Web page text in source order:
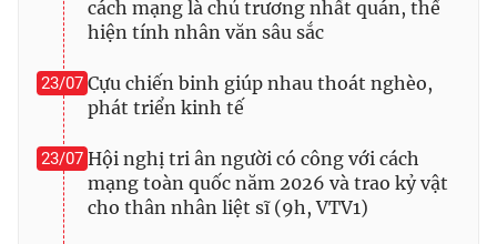
® Cấm sao chép dưới mọi hình thức nếu không có sự chấp
thuận bằng văn bản. Ghi rõ nguồn VTV.vn khi phát hành lại
thông tin từ website này.
cách mạng là chủ trương nhất quán, thể
hiện tính nhân văn sâu sắc
23/07 Cựu chiến binh giúp nhau thoát nghèo,
phát triển kinh tế
23/07 Hội nghị tri ân người có công với cách
mạng toàn quốc năm 2026 và trao kỷ vật
cho thân nhân liệt sĩ (9h, VTV1)